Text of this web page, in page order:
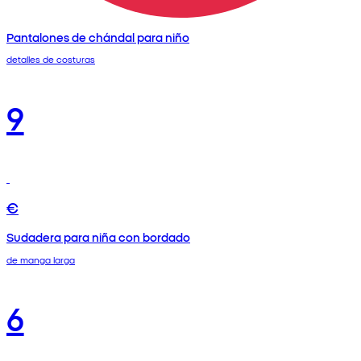
Pantalones de chándal para niño
detalles de costuras
9
€
Sudadera para niña con bordado
de manga larga
6